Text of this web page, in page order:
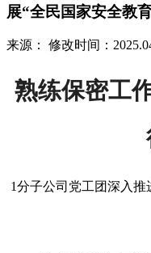
展“全民国家安全教
来源： 修改时间：
熟练保密工
1分子公司党工团深入